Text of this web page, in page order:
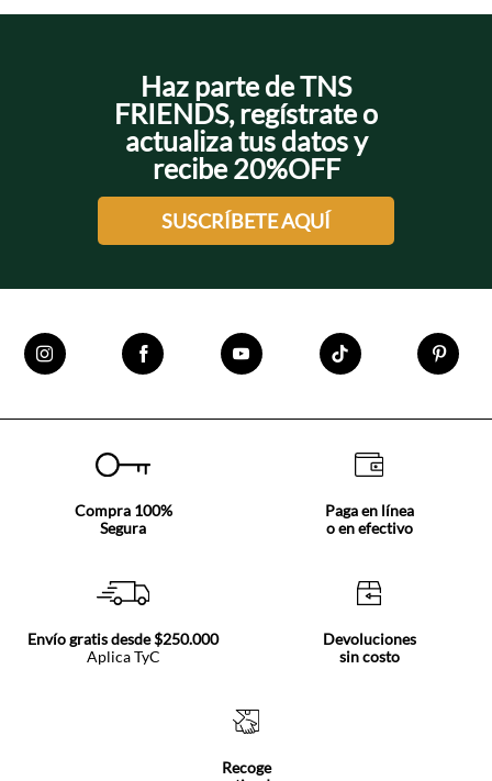
Buen producto, el bordado súper lindo, aunque me quedo un poco ancho
Haz parte de TNS
FRIENDS, regístrate o
actualiza tus datos y
recibe 20%OFF
SUSCRÍBETE AQUÍ
Compra 100%
Segura
Paga en línea
o en efectivo
Envío gratis desde $250.000
Aplica TyC
Devoluciones
sin costo
Recoge